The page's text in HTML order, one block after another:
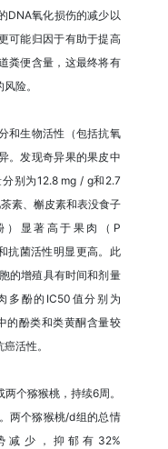
DNA氧化损伤的减少以
可能归因于有助于提高
粪便含量，这最终将有
险。
和生物活性（包括抗氧
。发现奇异果的果皮中
别为12.8 mg / g和2.7
素、槲皮素和表没食子
）显著高于果肉（P
抗菌活性明显更高。此
的增殖具有时间和剂量
多酚的IC50值分别为
的酚类和类黄酮含量较
活性。
个猕猴桃，持续6周。
两个猕猴桃/d组的总情
减少，抑郁有32%